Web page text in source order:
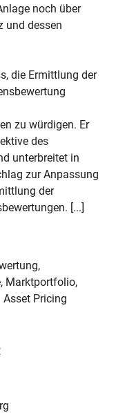
noch über
und dessen
die Ermittlung der
zu würdigen. Er
des
unterbreitet in
zur Anpassung
der
[...]
Marktportfolio,
Pricing